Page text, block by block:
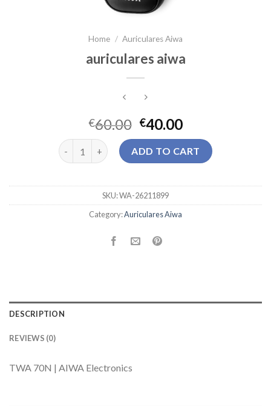
Home / Auriculares Aiwa
auriculares aiwa
€60.00 €40.00
auriculares aiwa quantityADD TO CART
SKU:WA-26211899
Category:Auriculares Aiwa
DESCRIPTION
REVIEWS (0)
TWA 70N | AIWA Electronics